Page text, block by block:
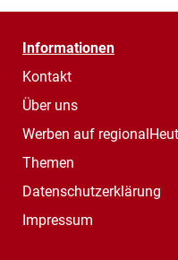
Informationen
Kontakt
Über uns
Werben auf
Themen
Datenschutzerklärung
Impressum